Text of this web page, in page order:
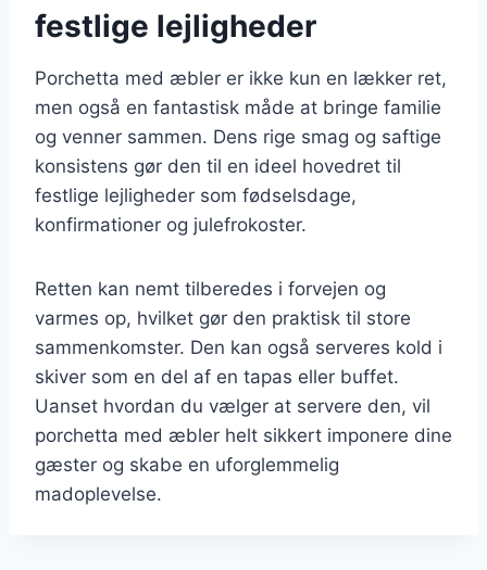
festlige lejligheder
Porchetta med æbler er ikke kun en lækker ret,
men også en fantastisk måde at bringe familie
og venner sammen. Dens rige smag og saftige
konsistens gør den til en ideel hovedret til
festlige lejligheder som fødselsdage,
konfirmationer og julefrokoster.
Retten kan nemt tilberedes i forvejen og
varmes op, hvilket gør den praktisk til store
sammenkomster. Den kan også serveres kold i
skiver som en del af en tapas eller buffet.
Uanset hvordan du vælger at servere den, vil
porchetta med æbler helt sikkert imponere dine
gæster og skabe en uforglemmelig
madoplevelse.